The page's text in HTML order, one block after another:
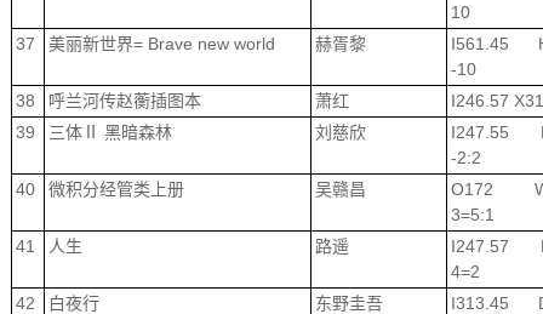
10
37
美丽新世界= Brave new world 赫胥黎
I561.45
-10
38
呼兰河传赵蘅插图本 萧红
I246.57
39
三体Ⅱ 黑暗森林 刘慈欣
I247.55
-2:2
40
微积分经管类上册 吴赣昌
O172
3=5:1
41
人生 路遥
I247.57
4=2
42
白夜行 东野圭吾
I313.45